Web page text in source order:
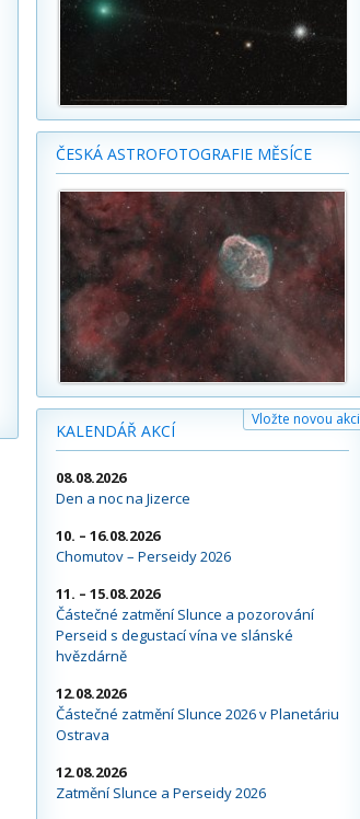
ČESKÁ ASTROFOTOGRAFIE MĚSÍCE
KALENDÁŘ AKCÍ
Vložte novou akci
08.08.2026
Den a noc na Jizerce
10. – 16.08.2026
Chomutov – Perseidy 2026
11. – 15.08.2026
Částečné zatmění Slunce a pozorování
Perseid s degustací vína ve slánské
hvězdárně
12.08.2026
Částečné zatmění Slunce 2026 v Planetáriu
Ostrava
12.08.2026
Zatmění Slunce a Perseidy 2026